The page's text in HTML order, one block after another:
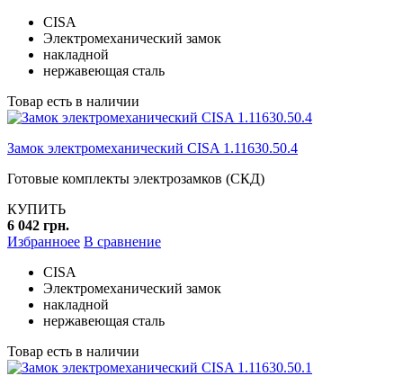
CISA
Электромеханический замок
накладной
нержавеющая сталь
Товар есть в наличии
Замок электромеханический CISA 1.11630.50.4
Готовые комплекты электрозамков (СКД)
КУПИТЬ
6 042 грн.
Избранноее В сравнение
CISA
Электромеханический замок
накладной
нержавеющая сталь
Товар есть в наличии